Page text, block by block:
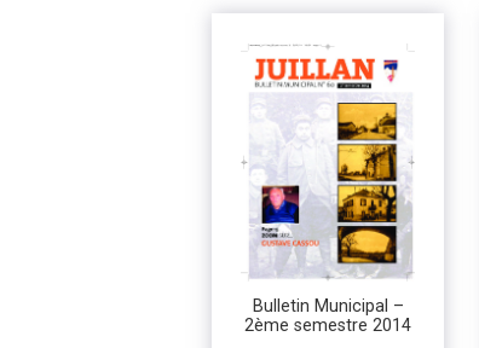
Bulletin Municipal –
2ème semestre 2014